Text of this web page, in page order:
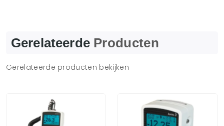
Gerelateerde Producten
Gerelateerde producten bekijken